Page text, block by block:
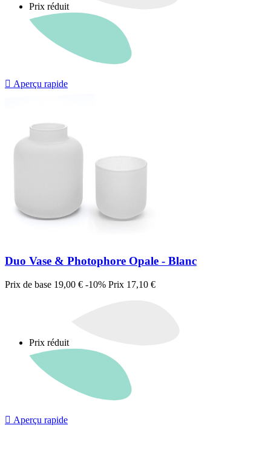
Prix réduit
 Aperçu rapide
Duo Vase & Photophore Opale - Blanc
Prix de base 19,00 € -10% Prix 17,10 €
Prix réduit
 Aperçu rapide